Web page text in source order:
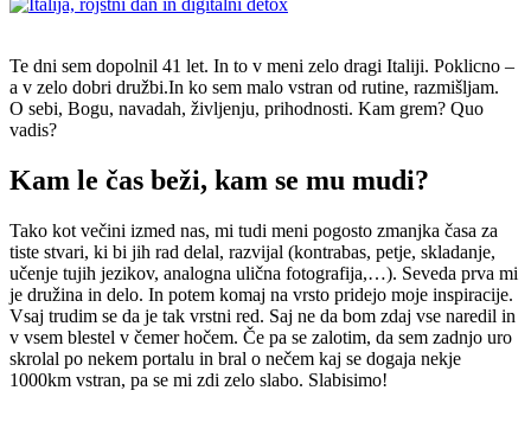
Te dni sem dopolnil 41 let. In to v meni zelo dragi Italiji. Poklicno –
a v zelo dobri družbi.In ko sem malo vstran od rutine, razmišljam.
O sebi, Bogu, navadah, življenju, prihodnosti. Kam grem? Quo
vadis?
Kam le čas beži, kam se mu mudi?
Tako kot večini izmed nas, mi tudi meni pogosto zmanjka časa za
tiste stvari, ki bi jih rad delal, razvijal (kontrabas, petje, skladanje,
učenje tujih jezikov, analogna ulična fotografija,…). Seveda prva mi
je družina in delo. In potem komaj na vrsto pridejo moje inspiracije.
Vsaj trudim se da je tak vrstni red. Saj ne da bom zdaj vse naredil in
v vsem blestel v čemer hočem. Če pa se zalotim, da sem zadnjo uro
skrolal po nekem portalu in bral o nečem kaj se dogaja nekje
1000km vstran, pa se mi zdi zelo slabo. Slabisimo!